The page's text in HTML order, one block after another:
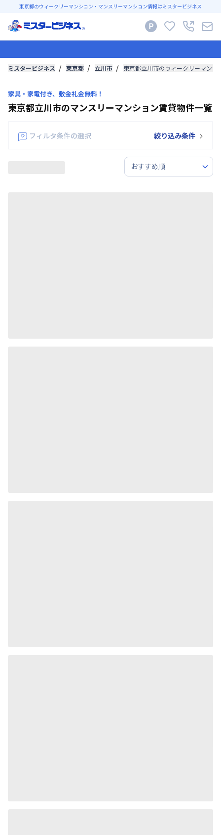
東京都のウィークリーマンション・マンスリーマンション情報はミスタービジネス
ミスタービジネス 東京都 立川市 東京都立川市のウィークリーマン
家具・家電付き、敷金礼金無料！
東京都立川市のマンスリーマンション賃貸物件一覧
フィルタ条件の選択 絞り込み条件